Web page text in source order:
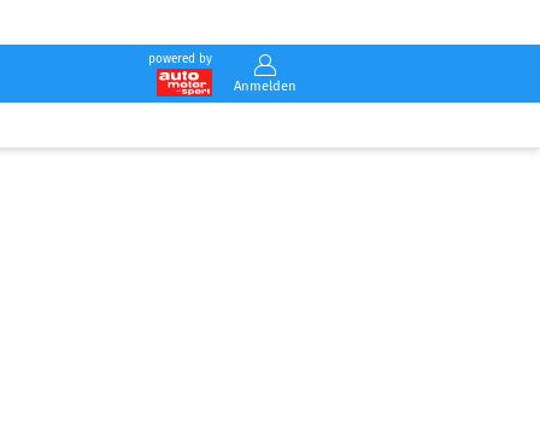
powered by
Anmelden